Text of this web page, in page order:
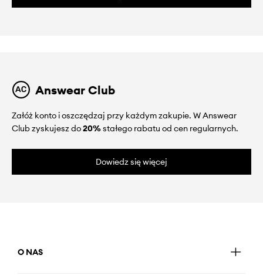
Answear Club
Załóż konto i oszczędzaj przy każdym zakupie. W Answear
Club zyskujesz do20%stałego rabatu od cen regularnych.
Dowiedz się więcej
O NAS